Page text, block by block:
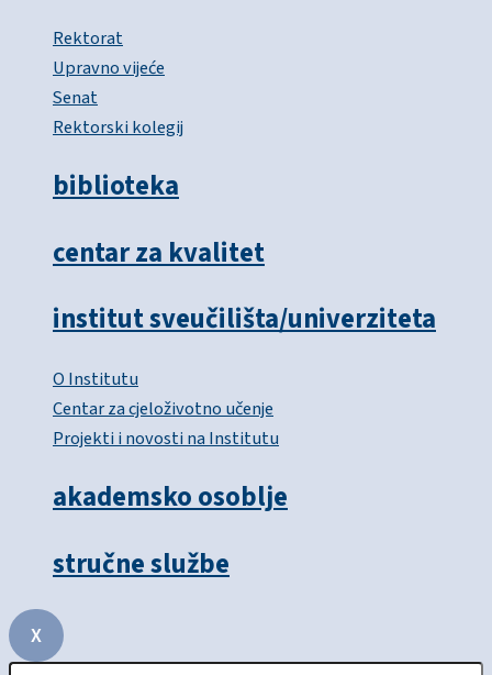
Rektorat
Upravno vijeće
Senat
Rektorski kolegij
biblioteka
centar za kvalitet
institut sveučilišta/univerziteta
O Institutu
Centar za cjeloživotno učenje
Projekti i novosti na Institutu
akademsko osoblje
stručne službe
X